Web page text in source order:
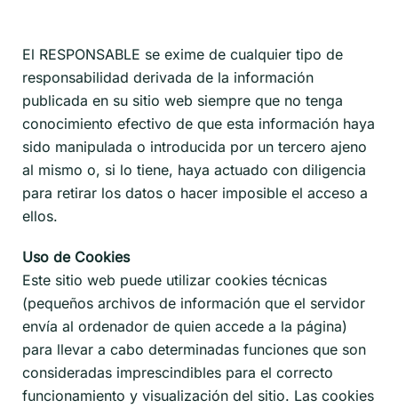
El RESPONSABLE se exime de cualquier tipo de
responsabilidad derivada de la información
publicada en su sitio web siempre que no tenga
conocimiento efectivo de que esta información haya
sido manipulada o introducida por un tercero ajeno
al mismo o, si lo tiene, haya actuado con diligencia
para retirar los datos o hacer imposible el acceso a
ellos.
Uso de Cookies
Este sitio web puede utilizar cookies técnicas
(pequeños archivos de información que el servidor
envía al ordenador de quien accede a la página)
para llevar a cabo determinadas funciones que son
consideradas imprescindibles para el correcto
funcionamiento y visualización del sitio. Las cookies